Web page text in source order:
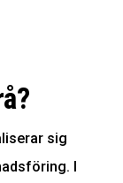
sig
I